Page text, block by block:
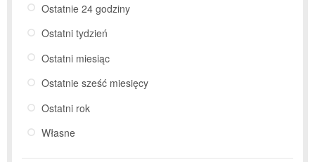
Ostatnie 24 godziny
Ostatni tydzień
Ostatni miesiąc
Ostatnie sześć miesięcy
Ostatni rok
Własne